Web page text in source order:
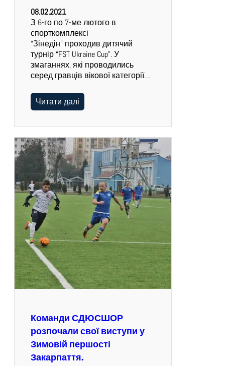
08.02.2021
З 6-го по 7-ме лютого в
спорткомплексі
“Зінедін” проходив дитячий
турнір “FST Ukraine Cup”. У
змаганнях, які проводились
серед гравців вікової категорії…
Читати далі
Команди СДЮСШОР
розпочали свої виступи у
Зимовій першості
Закарпаття.